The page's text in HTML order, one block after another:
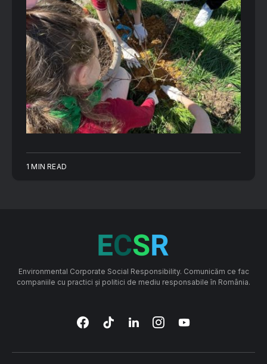
1 MIN READ
Environmental Corporate Social Responsibility. Comunicăm ce fac
companiile cu practici și politici de mediu responsabile în România.